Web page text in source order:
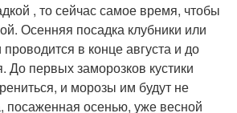
, то сейчас самое время, чтобы
Осенняя посадка клубники или
в конце августа и до
До первых заморозков кустики
и морозы им будут не
посаженная осенью, уже весной